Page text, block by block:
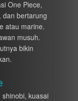
One Piece,
dan bertarung
atau marine.
musuh.
bikin
kuasai